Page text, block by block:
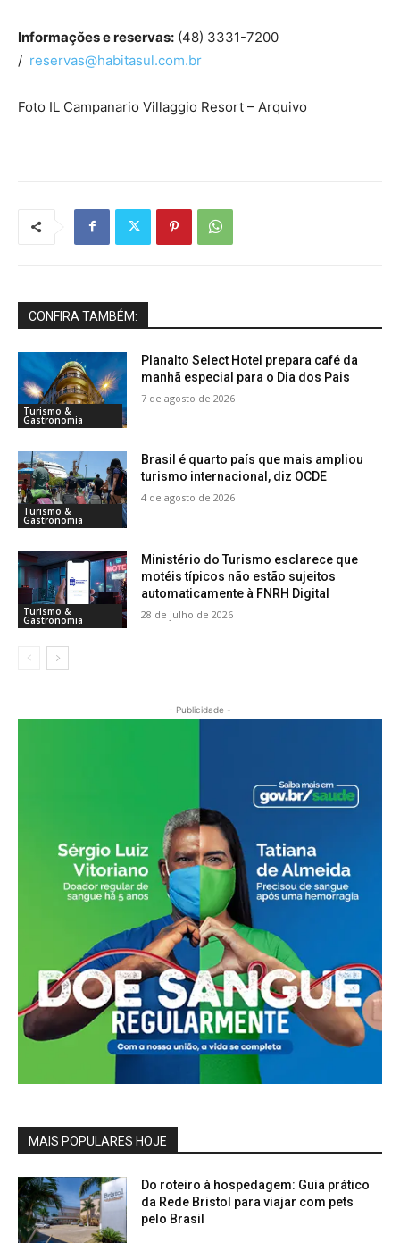
Informações e reservas: (48) 3331-7200
/ reservas@habitasul.com.br
Foto IL Campanario Villaggio Resort – Arquivo
CONFIRA TAMBÉM:
Turismo &
Gastronomia
Planalto Select Hotel prepara café da
manhã especial para o Dia dos Pais
7 de agosto de 2026
Turismo &
Gastronomia
Brasil é quarto país que mais ampliou
turismo internacional, diz OCDE
4 de agosto de 2026
Turismo &
Gastronomia
Ministério do Turismo esclarece que
motéis típicos não estão sujeitos
automaticamente à FNRH Digital
28 de julho de 2026
- Publicidade -
MAIS POPULARES HOJE
Do roteiro à hospedagem: Guia prático
da Rede Bristol para viajar com pets
pelo Brasil